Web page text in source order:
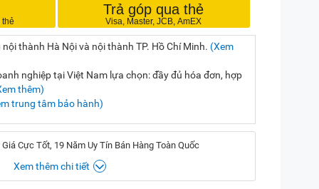
Trả góp qua thẻ
thành Hà Nội và nội thành TP. Hồ Chí Minh. (Xem
nghiệp tại Việt Nam lựa chọn: đầy đủ hóa đơn, hợp
thêm)
trung tâm bảo hành)
Cực Tốt, 19 Năm Uy Tín Bán Hàng Toàn Quốc
Xem thêm chi tiết